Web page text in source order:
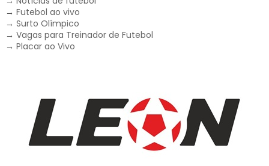
→ Futebol ao vivo
→ Surto Olímpico
→ Vagas para Treinador de Futebol
→ Placar ao Vivo